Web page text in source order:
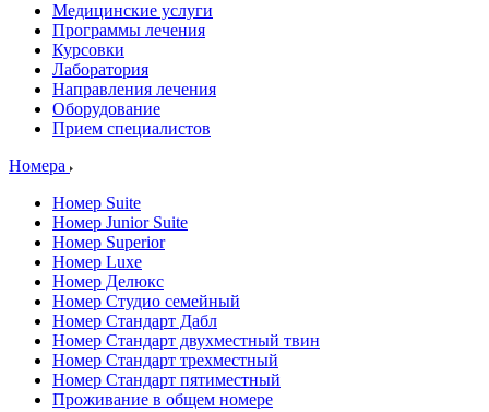
Медицинские услуги
Программы лечения
Курсовки
Лаборатория
Направления лечения
Оборудование
Прием специалистов
Номера
Номер Suite
Номер Junior Suite
Номер Superior
Номер Luxe
Номер Делюкс
Номер Студио семейный
Номер Стандарт Дабл
Номер Стандарт двухместный твин
Номер Стандарт трехместный
Номер Стандарт пятиместный
Проживание в общем номере